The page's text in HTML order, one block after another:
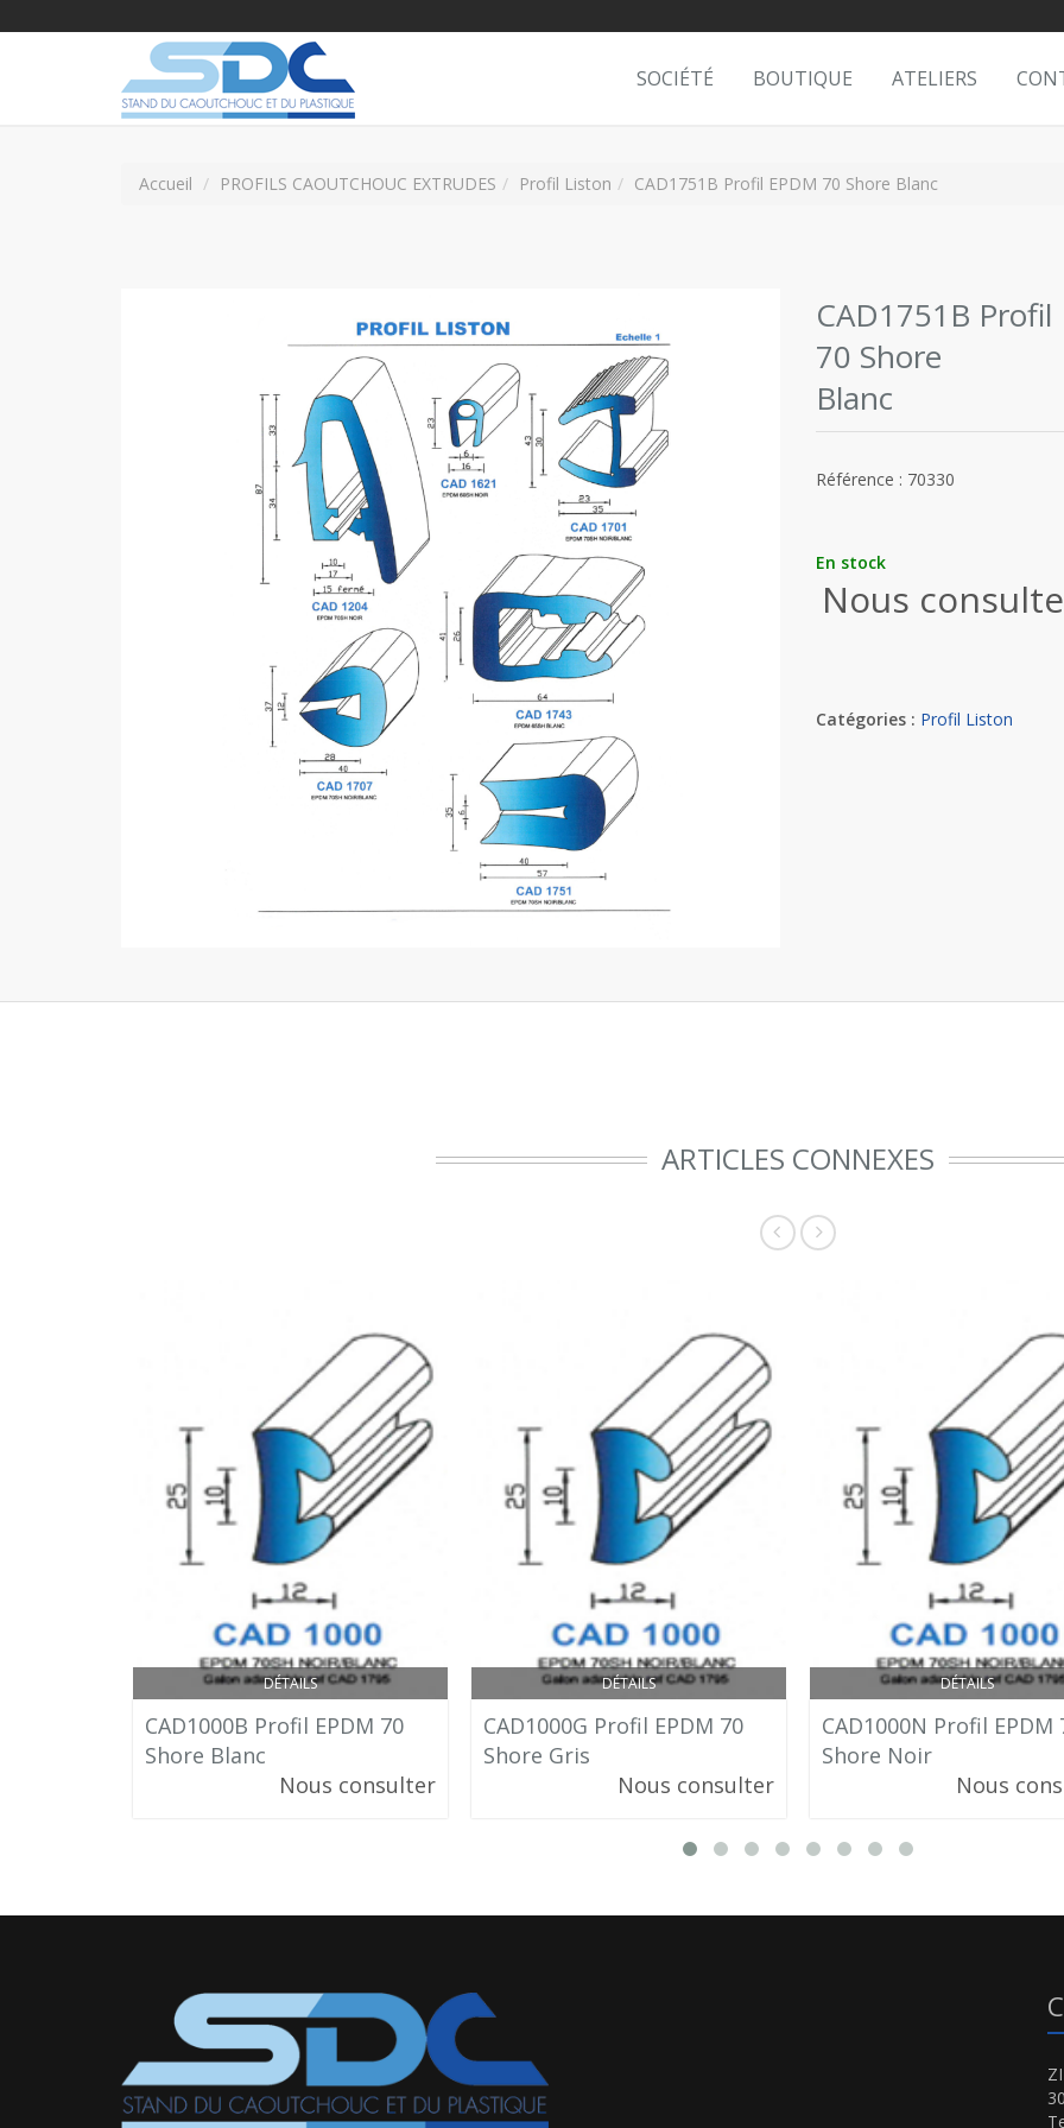
SOCIÉTÉ BOUTIQUE ATELIERS
Accueil PROFILS CAOUTCHOUC EXTRUDES Profil Liston CAD1751B Profil EPDM 70 Shore Blanc
CAD1751B Profil
70 Shore
Blanc
Référence : 70330
En stock
Nous
Catégories : Profil Liston
ARTICLES CONNEXES
DÉTAILS
CAD1000B Profil EPDM 70
Shore Blanc
Nous consulter
DÉTAILS
CAD1000G Profil EPDM 70
Shore Gris
Nous consulter
DÉTAILS
CAD1000N Profil EPDM
Shore Noir
Nous